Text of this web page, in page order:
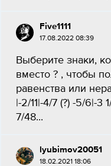
Five1111
17.08.2022 08:39
Выберите знаки,
вместо ? , чтобы
равенства или
|-2/11|-4/7 (?) -5/6|-3
7/48...
lyubimov20051
18.02.2021 18:06